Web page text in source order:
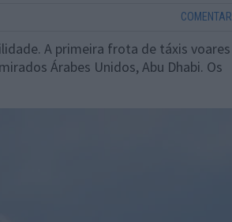
COMENTAR
A primeira frota de táxis voares
Árabes Unidos, Abu Dhabi. Os